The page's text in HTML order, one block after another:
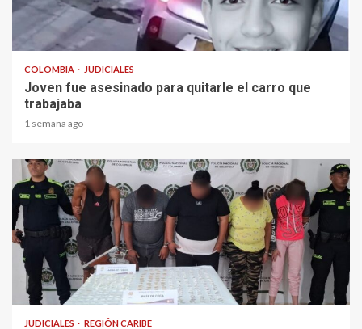
2 min read
COLOMBIA JUDICIALES
Joven fue asesinado para quitarle el carro que
trabajaba
1 semana ago
1 min read
JUDICIALES REGIÓN CARIBE